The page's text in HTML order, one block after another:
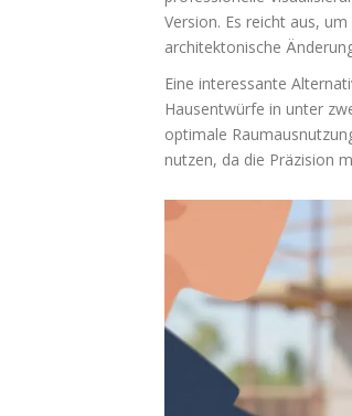
Version. Es reicht aus,
architektonische
Eine interessante
Hausentwürfe in unter
optimale
nutzen, da die Präzision